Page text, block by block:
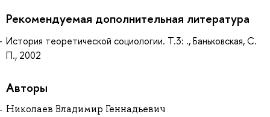
Рекомендуемая дополнительная литература
История теоретической социологии. Т.3: ., Баньковская, С.
П., 2002
Авторы
Николаев Владимир Геннадьевич